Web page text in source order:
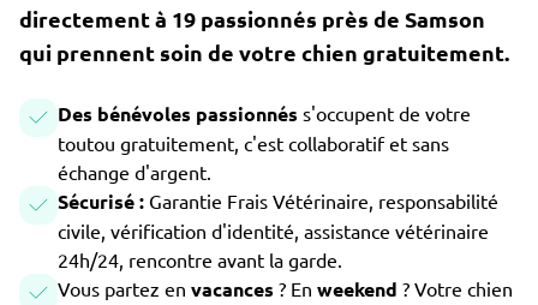
directement à 19 passionnés près de Samson
qui prennent soin de votre chien gratuitement.
Des bénévoles passionnés s'occupent de votre
toutou gratuitement, c'est collaboratif et sans
échange d'argent.
Sécurisé : Garantie Frais Vétérinaire, responsabilité
civile, vérification d'identité, assistance vétérinaire
24h/24, rencontre avant la garde.
Vous partez en vacances ? En weekend ? Votre chien